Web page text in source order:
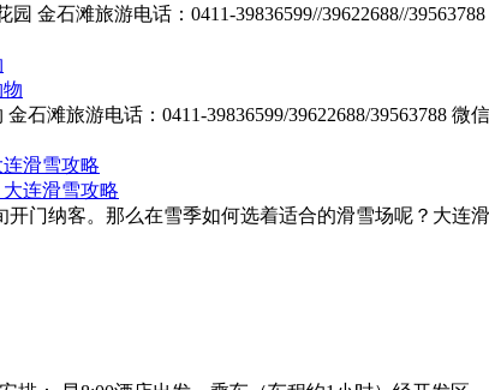
金石滩旅游电话：0411-39836599//39622688//
石滩旅游电话：0411-39836599/39622688/39563788
滑雪攻略
开门纳客。那么在雪季如何选着适合的滑雪场呢？大